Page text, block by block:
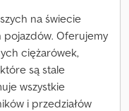
na świecie
pojazdów. Oferujemy
ciężarówek,
są stale
wszystkie
i przedziałów